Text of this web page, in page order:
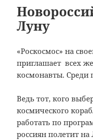
Луну
«Роскосмос» на
приглашает всех
космонавты. Среди
Ведь тот, кого
космического
работать по
россиян полетит